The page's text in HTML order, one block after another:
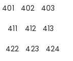
401 402
403
411 412
413
422 423
424